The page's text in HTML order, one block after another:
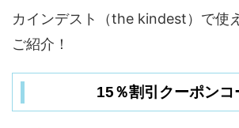
カインデスト（the kindest）で使
ご紹介！
15％割引クーポンコ